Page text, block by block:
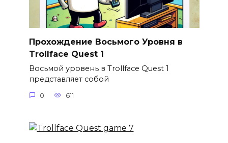
Прохождение Восьмого Уровня в
Trollface Quest 1
Восьмой уровень в Trollface Quest 1
представляет собой
0 611